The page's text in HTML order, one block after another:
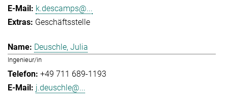
k.descamps@...
Geschäftsstelle
Deuschle, Julia
Ingenieur/in
+49 711 689-1193
j.deuschle@...